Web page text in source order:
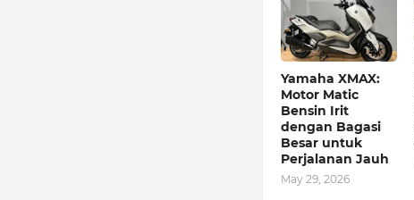
Yamaha XMAX:
Motor Matic
Bensin Irit
dengan Bagasi
Besar untuk
Perjalanan Jauh
May 29, 2026